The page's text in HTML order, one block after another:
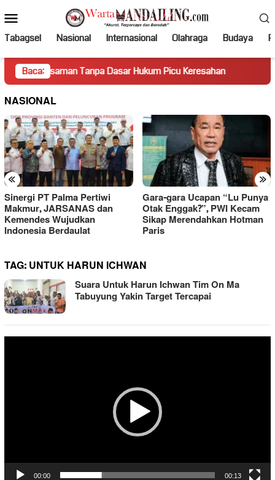
ke
kontenMobile
Tabagsel Nasional Internasional Olahraga Budaya
Baca:Tanpa Dasar Hukum Picu Keresahan Truk Miring
NASIONAL
« »
Sinergi PT Palma Pertiwi
Makmur, JARSANAS dan
Kemendes Wujudkan
Indonesia Berdaulat
Gara-gara Ucapan “Lu Punya
Otak Enggak?”, PWI Kecam
Sikap Merendahkan Hotman
Paris
TAG:UNTUK HARUN ICHWAN
Suara Untuk Harun Ichwan Tim On Ma
Tabuyung Yakin Target Tercapai
00:00 00:13